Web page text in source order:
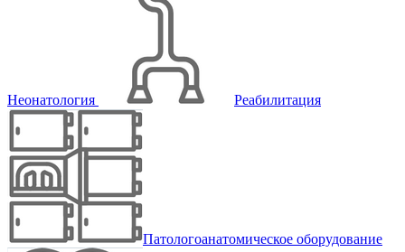
Неонатология Реабилитация
Патологоанатомическое оборудование